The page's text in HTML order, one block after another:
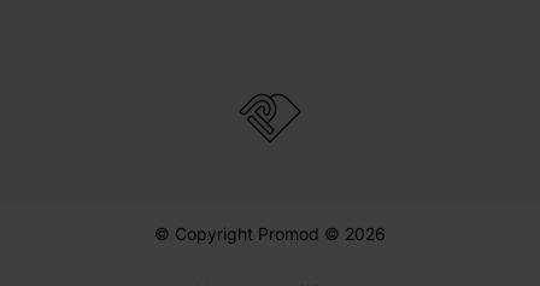
© Copyright Promod © 2026